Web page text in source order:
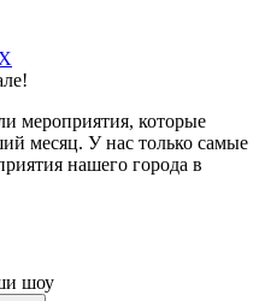
мероприятия, которые
месяц. У нас только самые
нашего города в
шоу